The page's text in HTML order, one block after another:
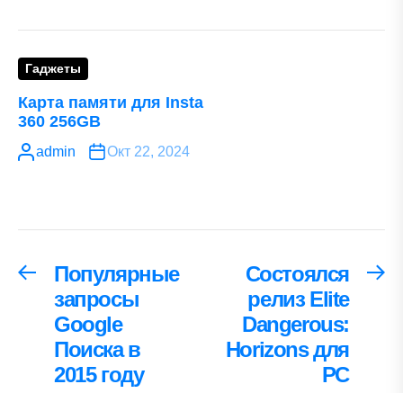
Гаджеты
Карта памяти для Insta
360 256GB
admin Окт 22, 2024
Навигация
записям
Предыдущая
запись:
Популярные
запросы
Google
Поиска в
2015 году
Состоялся
релиз Elite
Dangerous:
Horizons для
PC